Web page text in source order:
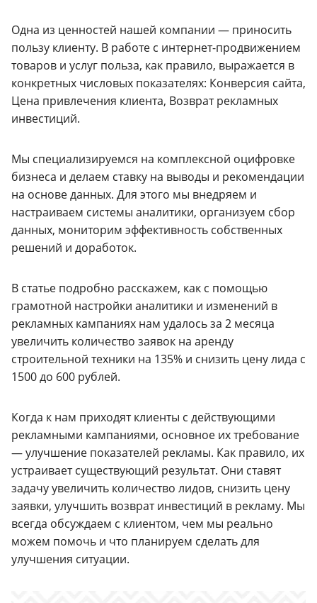
Одна из ценностей нашей компании — приносить
пользу клиенту. В работе с интернет-продвижением
товаров и услуг польза, как правило, выражается в
конкретных числовых показателях: Конверсия сайта,
Цена привлечения клиента, Возврат рекламных
инвестиций.
Мы специализируемся на комплексной оцифровке
бизнеса и делаем ставку на выводы и рекомендации
на основе данных. Для этого мы внедряем и
настраиваем системы аналитики, организуем сбор
данных, мониторим эффективность собственных
решений и доработок.
В статье подробно расскажем, как с помощью
грамотной настройки аналитики и изменений в
рекламных кампаниях нам удалось за 2 месяца
увеличить количество заявок на аренду
строительной техники на 135% и снизить цену лида с
1500 до 600 рублей.
Когда к нам приходят клиенты с действующими
рекламными кампаниями, основное их требование
— улучшение показателей рекламы. Как правило, их
устраивает существующий результат. Они ставят
задачу увеличить количество лидов, снизить цену
заявки, улучшить возврат инвестиций в рекламу. Мы
всегда обсуждаем с клиентом, чем мы реально
можем помочь и что планируем сделать для
улучшения ситуации.